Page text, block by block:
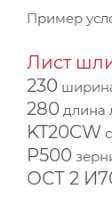
Пример
Лист
230
280 длина
KT20CW
P500
ОСТ 2